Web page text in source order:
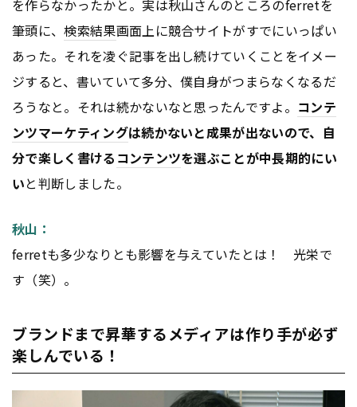
を作らなかったかと。実は秋山さんのところのferretを
筆頭に、検索結果画面上に競合サイトがすでにいっぱい
あった。それを凌ぐ記事を出し続けていくことをイメー
ジすると、書いていて多分、僕自身がつまらなくなるだ
ろうなと。それは続かないなと思ったんですよ。 コンテ
ンツマーケティングは続かないと成果が出ないので、自
分で楽しく書ける コンテンツを選ぶことが中長期的にい
いと判断しました。
秋山：
ferretも多少なりとも影響を与えていたとは！ 光栄で
す（笑）。
ブランドまで昇華するメディアは作り手が必ず
楽しんでいる！